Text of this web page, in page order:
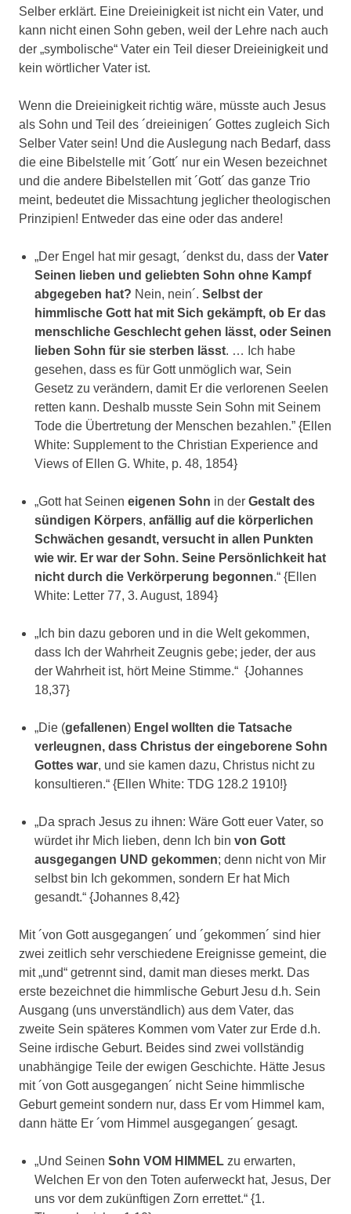
Selber erklärt. Eine Dreieinigkeit ist nicht ein Vater, und
kann nicht einen Sohn geben, weil der Lehre nach auch
der „symbolische“ Vater ein Teil dieser Dreieinigkeit und
kein wörtlicher Vater ist.
Wenn die Dreieinigkeit richtig wäre, müsste auch Jesus
als Sohn und Teil des ´dreieinigen´ Gottes zugleich Sich
Selber Vater sein! Und die Auslegung nach Bedarf, dass
die eine Bibelstelle mit ´Gott´ nur ein Wesen bezeichnet
und die andere Bibelstellen mit ´Gott´ das ganze Trio
meint, bedeutet die Missachtung jeglicher theologischen
Prinzipien! Entweder das eine oder das andere!
„Der Engel hat mir gesagt, ´denkst du, dass der Vater
Seinen lieben und geliebten Sohn ohne Kampf
abgegeben hat? Nein, nein´. Selbst der
himmlische Gott hat mit Sich gekämpft, ob Er das
menschliche Geschlecht gehen lässt, oder Seinen
lieben Sohn für sie sterben lässt. … Ich habe
gesehen, dass es für Gott unmöglich war, Sein
Gesetz zu verändern, damit Er die verlorenen Seelen
retten kann. Deshalb musste Sein Sohn mit Seinem
Tode die Übertretung der Menschen bezahlen.” {Ellen
White: Supplement to the Christian Experience and
Views of Ellen G. White, p. 48, 1854}
„Gott hat Seinen eigenen Sohn in der Gestalt des
sündigen Körpers, anfällig auf die körperlichen
Schwächen gesandt, versucht in allen Punkten
wie wir. Er war der Sohn. Seine Persönlichkeit hat
nicht durch die Verkörperung begonnen.“ {Ellen
White: Letter 77, 3. August, 1894}
„Ich bin dazu geboren und in die Welt gekommen,
dass Ich der Wahrheit Zeugnis gebe; jeder, der aus
der Wahrheit ist, hört Meine Stimme.“ {Johannes
18,37}
„Die (gefallenen) Engel wollten die Tatsache
verleugnen, dass Christus der eingeborene Sohn
Gottes war, und sie kamen dazu, Christus nicht zu
konsultieren.“ {Ellen White: TDG 128.2 1910!}
„Da sprach Jesus zu ihnen: Wäre Gott euer Vater, so
würdet ihr Mich lieben, denn Ich bin von Gott
ausgegangen UND gekommen; denn nicht von Mir
selbst bin Ich gekommen, sondern Er hat Mich
gesandt.“ {Johannes 8,42}
Mit ´von Gott ausgegangen´ und ´gekommen´ sind hier
zwei zeitlich sehr verschiedene Ereignisse gemeint, die
mit „und“ getrennt sind, damit man dieses merkt. Das
erste bezeichnet die himmlische Geburt Jesu d.h. Sein
Ausgang (uns unverständlich) aus dem Vater, das
zweite Sein späteres Kommen vom Vater zur Erde d.h.
Seine irdische Geburt. Beides sind zwei vollständig
unabhängige Teile der ewigen Geschichte. Hätte Jesus
mit ´von Gott ausgegangen´ nicht Seine himmlische
Geburt gemeint sondern nur, dass Er vom Himmel kam,
dann hätte Er ´vom Himmel ausgegangen´ gesagt.
„Und Seinen Sohn VOM HIMMEL zu erwarten,
Welchen Er von den Toten auferweckt hat, Jesus, Der
uns vor dem zukünftigen Zorn errettet.“ {1.